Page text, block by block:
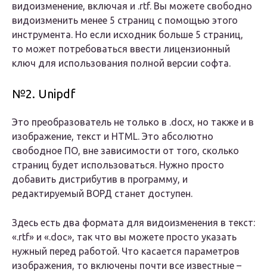
видоизменение, включая и .rtf. Вы можете свободно
видоизменить менее 5 страниц с помощью этого
инструмента. Но если исходник больше 5 страниц,
то может потребоваться ввести лицензионный
ключ для использования полной версии софта.
№2. Unipdf
Это преобразователь не только в .docx, но также и в
изображение, текст и HTML. Это абсолютно
свободное ПО, вне зависимости от того, сколько
страниц будет использоваться. Нужно просто
добавить дистрибутив в программу, и
редактируемый ВОРД станет доступен.
Здесь есть два формата для видоизменения в текст:
«.rtf» и «.doc», так что вы можете просто указать
нужный перед работой. Что касается параметров
изображения, то включены почти все известные –